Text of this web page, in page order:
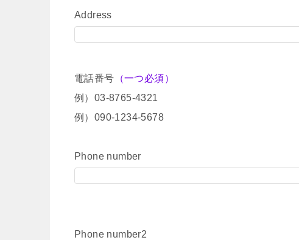
Address
電話番号 （一つ必須）
例）03-8765-4321
例）090-1234-5678
Phone number
Phone number2